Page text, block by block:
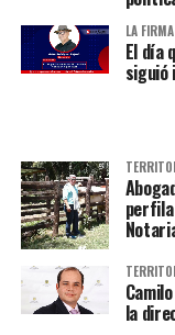
LA FIRMA
El día
siguió
la